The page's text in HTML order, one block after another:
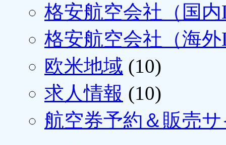
格安航空会社（国
格安航空会社（海
欧米地域 (10)
求人情報 (10)
航空券予約＆販売